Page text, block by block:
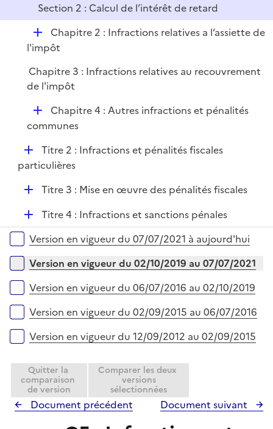
r
Section 2 : Calcul de l’intérêt de retard
D
é
l
i
Chapitre 2 : Infractions relatives a l’assiette de
l'impôt
Chapitre 3 : Infractions relatives au recouvrement
de l'impôt
D
é
l
i
e
r
Chapitre 4 : Autres infractions et pénalités
communes
D
é
r
Titre 2 : Infractions et pénalités fiscales
particulières
D
l
i
e
Titre 3 : Mise en œuvre des pénalités fiscales
D
é
p
l
i
e
Titre 4 : Infractions et sanctions pénales
Versions sur la période
Version en vigueur du 07/07/2021 à aujourd'hui
Version en vigueur du 02/10/2019 au 07/07/2021
Version en vigueur du 06/07/2016 au 02/10/2019
Version en vigueur du 02/09/2015 au 06/07/2016
Version en vigueur du 12/09/2012 au 02/09/2015
Quitter la
comparaison
de version
Comparer les deux
versions
sélectionnées
Document précédent Document suivant